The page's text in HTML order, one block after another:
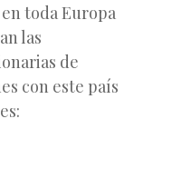
toda Europa
las
de
con este país